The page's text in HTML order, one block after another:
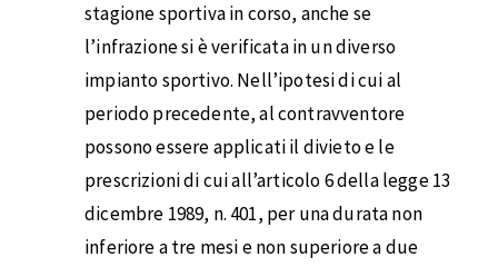
stagione sportiva in corso, anche se
l’infrazione si è verificata in un diverso
impianto sportivo. Nell’ipotesi di cui al
periodo precedente, al contravventore
possono essere applicati il divieto e le
prescrizioni di cui all’articolo 6 della legge 13
dicembre 1989, n. 401, per una durata non
inferiore a tre mesi e non superiore a due